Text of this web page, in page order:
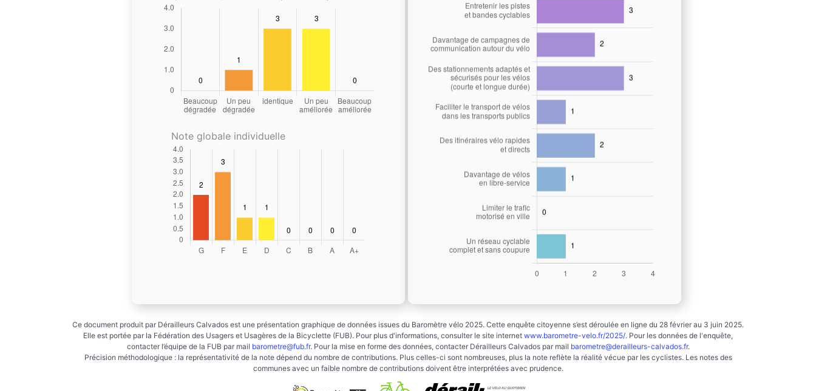
Note globale individuelle
Ce document produit par Dérailleurs Calvados est une présentation graphique de données issues du Baromètre vélo 2025. Cette enquête citoyenne s’est déroulée en ligne du 28 février au 3 juin 2025.
Elle est portée par la Fédération des Usagers et Usagères de la Bicyclette (FUB). Pour plus d'informations, consulter le site internet www.barometre-velo.fr/2025/. Pour les données de l'enquête,
contacter l’équipe de la FUB par mail barometre@fub.fr. Pour la mise en forme des données, contacter Dérailleurs Calvados par mail barometre@derailleurs-calvados.fr.
Précision méthodologique : la représentativité de la note dépend du nombre de contributions. Plus celles-ci sont nombreuses, plus la note reflète la réalité vécue par les cyclistes. Les notes des
communes avec un faible nombre de contributions doivent être interprétées avec prudence.